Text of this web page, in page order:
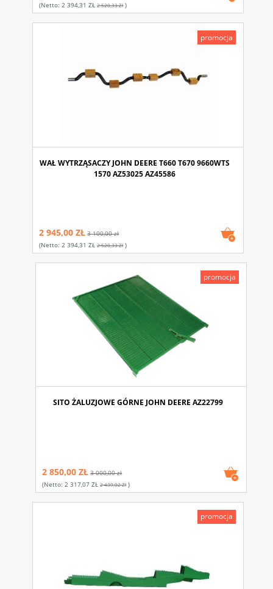
(netto:2 394,31 ZŁ 2 520,33 Zł)
WAŁ WYTRZĄSACZY JOHN DEERE T660 T670 9660WTS
1570 AZ53025 AZ45586
2 945,00 ZŁ 3 100,00 zł
(netto:2 394,31 ZŁ 2 520,33 Zł)
promocja
SITO ŻALUZJOWE GÓRNE JOHN DEERE AZ22799
2 850,00 ZŁ 3 000,00 zł
(netto:2 317,07 ZŁ 2 439,02 Zł)
promocja
promocja